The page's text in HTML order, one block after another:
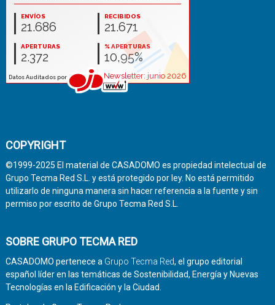
COPYRIGHT
©1999-2025 El material de CASADOMO es propiedad intelectual de
Grupo Tecma Red S.L. y está protegido por ley. No está permitido
utilizarlo de ninguna manera sin hacer referencia a la fuente y sin
permiso por escrito de Grupo Tecma Red S.L.
SOBRE GRUPO TECMA RED
CASADOMO pertenece a Grupo Tecma Red, el grupo editorial
español líder en las temáticas de Sostenibilidad, Energía y Nuevas
Tecnologías en la Edificación y la Ciudad.